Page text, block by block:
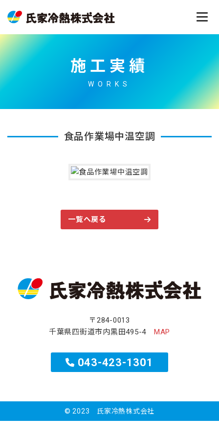
施工実績
WORKS
食品作業場中温空調
一覧へ戻る
〒284-0013
千葉県四街道市内黒田495-4 MAP
043-423-1301
© 2023 氏家冷熱株式会社